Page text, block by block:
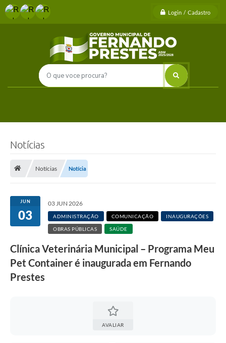
Login / Cadastro
Notícias
Notícias Notícia
JUN
03
03 JUN 2026
ADMINISTRAÇÃO COMUNICAÇÃO INAUGURAÇÕES
OBRAS PÚBLICAS SAÚDE
Clínica Veterinária Municipal – Programa Meu
Pet Container é inaugurada em Fernando
Prestes
AVALIAR